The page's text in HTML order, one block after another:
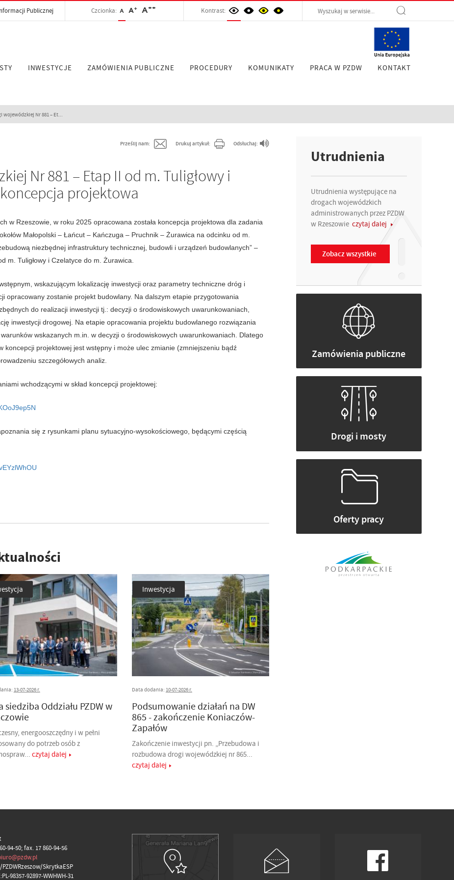
Publicznej Czcionka: A A+ A++ Kontrast:
INWESTYCJE ZAMÓWIENIA PUBLICZNE PROCEDURY KOMUNIKATY PRACA W PZDW KONTAKT
wojewódzkiej Nr 881 – Et...
Prześlij nam: Drukuj artykuł: Odsłuchaj:
Nr 881 – Etap II od m. Tuligłowy i
projektowa
w Rzeszowie, w roku 2025 opracowana została koncepcja projektowa dla zadania
Małopolski – Łańcut – Kańczuga – Pruchnik – Żurawica na odcinku od m.
niezbędnej infrastruktury technicznej, budowli i urządzeń budowlanych” –
m. Tuligłowy i Czelatyce do m. Żurawica.
wskazującym lokalizację inwestycji oraz parametry techniczne dróg i
opracowany zostanie projekt budowlany. Na dalszym etapie przygotowania
do realizacji inwestycji tj.: decyzji o środowiskowych uwarunkowaniach,
inwestycji drogowej. Na etapie opracowania projektu budowlanego rozwiązania
wskazanych m.in. w decyzji o środowiskowych uwarunkowaniach. Dlatego
projektowej jest wstępny i może ulec zmianie (zmniejszeniu bądź
szczegółowych analiz.
wchodzącymi w skład koncepcji projektowej:
się z rysunkami planu sytuacyjno-wysokościowego, będącymi częścią
13-07-2026 r.
siedziba Oddziału PZDW w
energooszczędny i w pełni
do potrzeb osób z
czytaj dalej
Inwestycja
Data dodania: 10-07-2026 r.
Podsumowanie działań na DW
865 - zakończenie Koniaczów-
Zapałów
Zakończenie inwestycji pn. „Przebudowa i
rozbudowa drogi wojewódzkiej nr 865...
czytaj dalej
Utrudnienia
Utrudnienia występujące na
drogach wojewódzkich
administrowanych przez PZDW
w Rzeszowie czytaj dalej
Zobacz wszystkie
Zamówienia publiczne
Drogi i mosty
Oferty pracy
94-50; fax. 17 860-94-56
PZDWRzeszow/SkrytkaESP
98357-92897-WWHWH-31